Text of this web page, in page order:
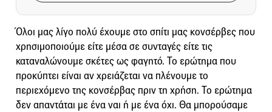
Όλοι μας λίγο πολύ έχουμε στο σπίτι μας κονσέρβες που
χρησιμοποιούμε είτε μέσα σε συνταγές είτε τις
καταναλώνουμε σκέτες ως φαγητό. Το ερώτημα που
προκύπτει είναι αν χρειάζεται να πλένουμε το
περιεχόμενο της κονσέρβας πριν τη χρήση. Το ερώτημα
δεν απαντάται με ένα ναι ή με ένα όχι. Θα μπορούσαμε